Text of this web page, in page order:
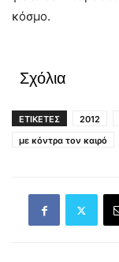
κόσμο.
Σχόλια
ΕΤΙΚΕΤΕΣ 2012
με κόντρα τον καιρό